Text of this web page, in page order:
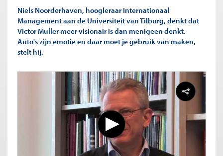
Niels Noorderhaven, hoogleraar Internationaal
Management aan de Universiteit van Tilburg, denkt dat
Victor Muller meer visionair is dan menigeen denkt.
Auto's zijn emotie en daar moet je gebruik van maken,
stelt hij.